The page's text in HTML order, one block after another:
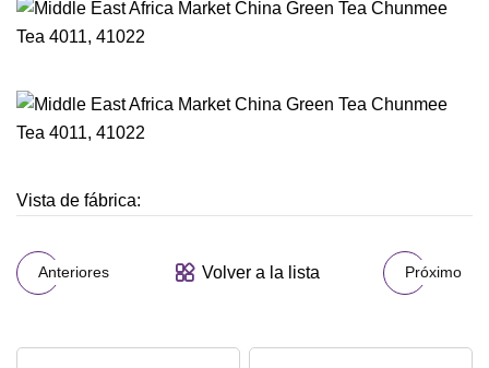
Vista de fábrica:
Anteriores Volver a la lista Próximo